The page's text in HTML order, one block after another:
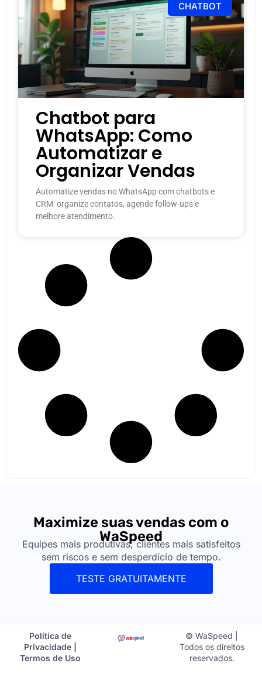
CHATBOT
Chatbot para
WhatsApp: Como
Automatizar e
Organizar Vendas
Automatize vendas no WhatsApp com chatbots e
CRM: organize contatos, agende follow-ups e
melhore atendimento.
Maximize suas vendas com o
WaSpeed
Equipes mais produtivas, clientes mais satisfeitos
sem riscos e sem desperdício de tempo.
TESTE GRATUITAMENTE
Política de
Privacidade |
Termos de Uso
© WaSpeed |
Todos os direitos
reservados.